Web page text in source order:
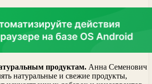
продуктам. Анна Семенович
натуральные и свежие продукты,